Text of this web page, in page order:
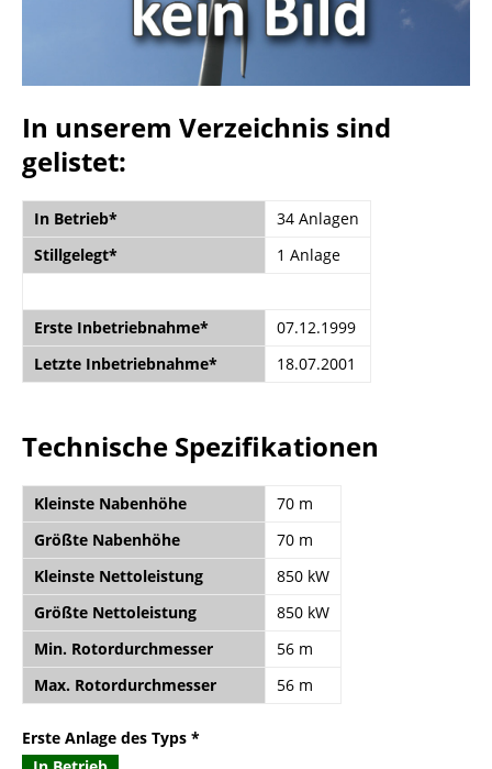
In unserem Verzeichnis sind
gelistet:
In Betrieb*
34 Anlagen
Stillgelegt*
1 Anlage
Erste Inbetriebnahme*
07.12.1999
Letzte Inbetriebnahme*
18.07.2001
Technische Spezifikationen
Kleinste Nabenhöhe
70 m
Größte Nabenhöhe
70 m
Kleinste Nettoleistung
850 kW
Größte Nettoleistung
850 kW
Min. Rotordurchmesser
56 m
Max. Rotordurchmesser
56 m
Erste Anlage des Typs *